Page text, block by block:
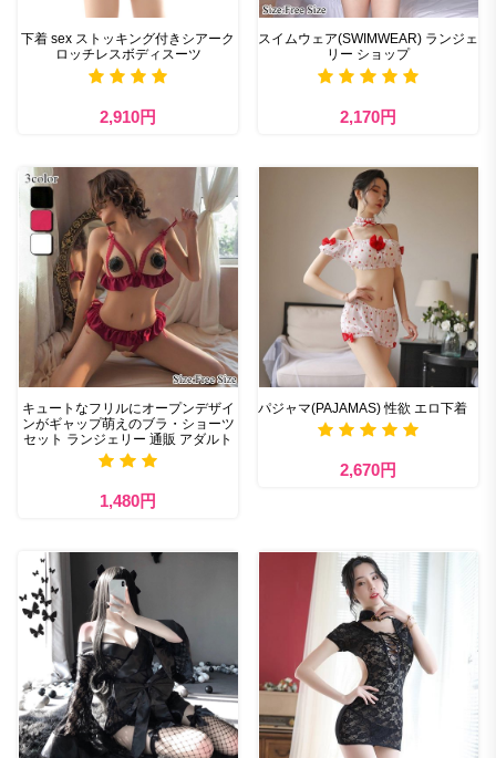
下着 sex ストッキング付きシアーク
ロッチレスボディスーツ
2,910円
スイムウェア(SWIMWEAR) ランジェ
リー ショップ
2,170円
キュートなフリルにオープンデザイ
ンがギャップ萌えのブラ・ショーツ
セット ランジェリー 通販 アダルト
1,480円
パジャマ(PAJAMAS) 性欲 エロ下着
2,670円